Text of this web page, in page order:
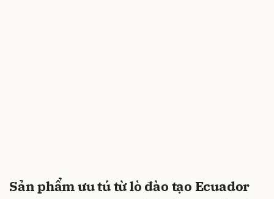
Sản phẩm ưu tú từ lò đào tạo Ecuador